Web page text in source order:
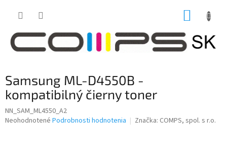
Samsung ML-D4550B -
kompatibilný čierny toner
NN_SAM_ML4550_A2
Priemerné
Neohodnotené Podrobnosti hodnotenia Značka: COMPS, spol. s r.o.